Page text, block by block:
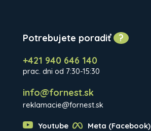
Potrebujete poradiť?
+421 940 646 140
prac. dni od 7:30-15:30
info@fornest.sk
reklamacie@fornest.sk
Youtube Meta (Facebook)